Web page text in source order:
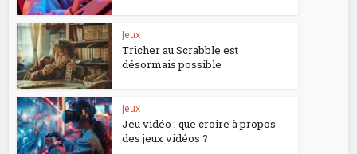
Jeux
Tricher au Scrabble est
désormais possible
Jeux
Jeu vidéo : que croire à propos
des jeux vidéos ?